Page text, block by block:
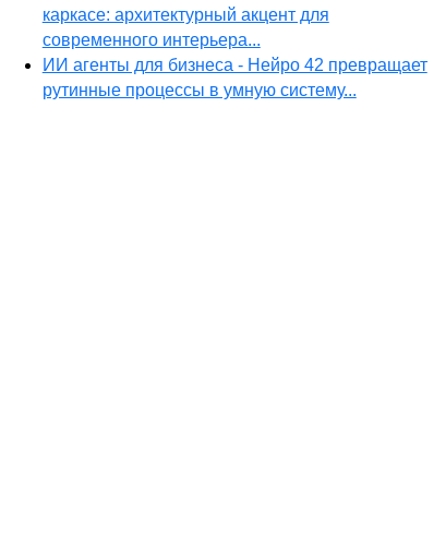
каркасе: архитектурный акцент для
современного интерьера...
ИИ агенты для бизнеса - Нейро 42 превращает
рутинные процессы в умную систему...